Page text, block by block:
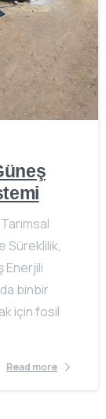
-
Süreklilik,
Enerjili
binbir
için fosil
Read more